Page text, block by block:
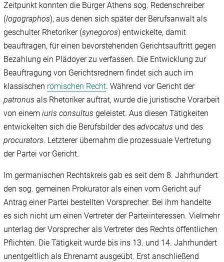
Zeitpunkt konnten die Bürger Athens sog. Redenschreiber
(logographos), aus denen sich später der Berufsanwalt als
geschulter Rhetoriker (synegoros) entwickelte, damit
beauftragen, für einen bevorstehenden Gerichtsauftritt gegen
Bezahlung ein Plädoyer zu verfassen. Die Entwicklung zur
Beauftragung von Gerichtsrednern findet sich auch im
klassischen römischen Recht. Während vor Gericht der
patronus als Rhetoriker auftrat, wurde die juristische Vorarbeit
von einemiuris consultus geleistet. Aus diesen Tätigkeiten
entwickelten sich die Berufsbilder desadvocatus und des
procurators. Letzterer übernahm die prozessuale Vertretung
der Partei vor Gericht.
Im germanischen Rechtskreis gab es seit dem 8. Jahrhundert
den sog. gemeinen Prokurator als einen vom Gericht auf
Antrag einer Partei bestellten Vorsprecher. Bei ihm handelte
es sich nicht um einen Vertreter der Parteiinteressen. Vielmehr
unterlag der Vorsprecher als Vertreter des Rechts öffentlichen
Pflichten. Die Tätigkeit wurde bis ins 13. und 14. Jahrhundert
unentgeltlich als Ehrenamt ausgeübt. Erst anschließend